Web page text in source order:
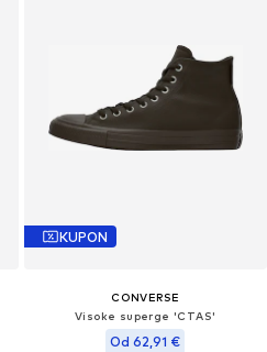
KUPON
CONVERSE
Visoke superge 'CTAS'
Od 62,91 €